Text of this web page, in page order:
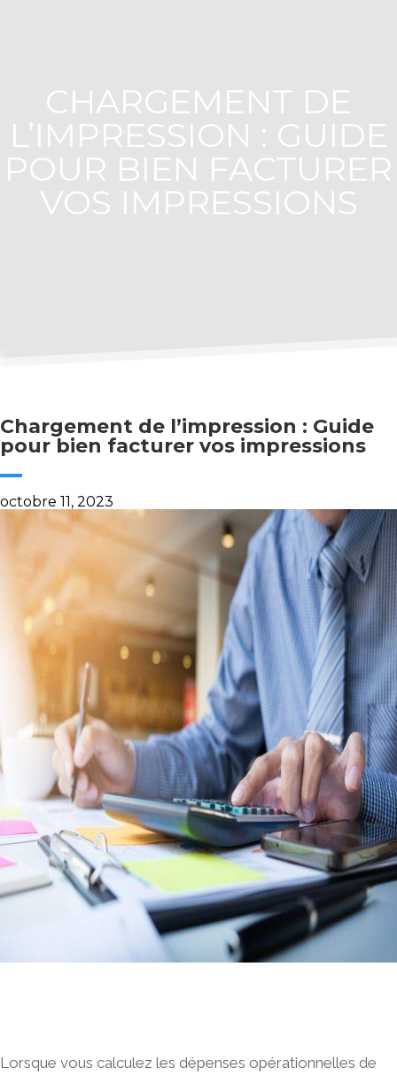
CHARGEMENT DE
L’IMPRESSION : GUIDE
POUR BIEN FACTURER
VOS IMPRESSIONS
Chargement de l’impression : Guide
pour bien facturer vos impressions
octobre 11, 2023
Lorsque vous calculez les dépenses opérationnelles de